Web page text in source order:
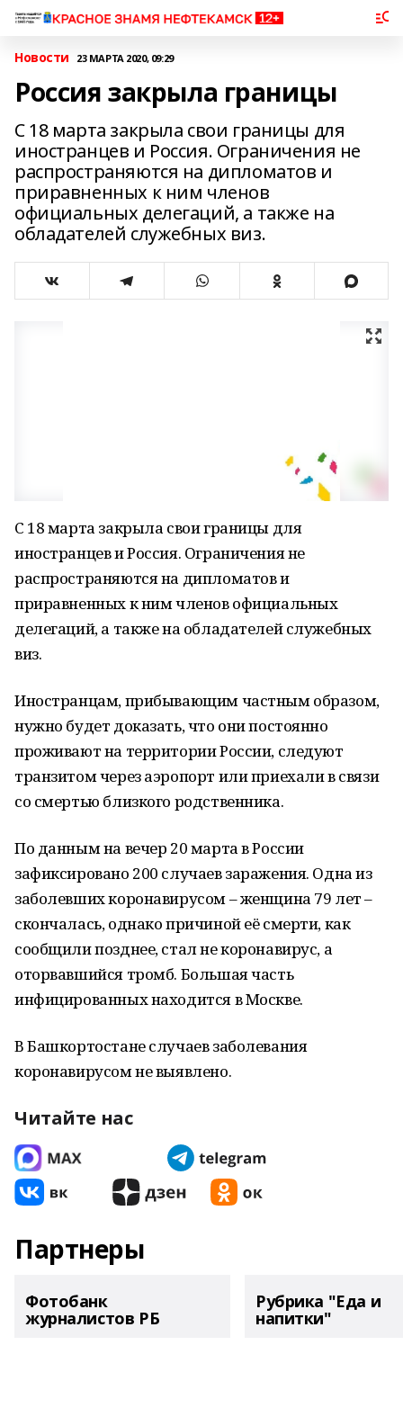
Новости 23 МАРТА 2020, 09:29
Россия закрыла границы
С 18 марта закрыла свои границы для
иностранцев и Россия. Ограничения не
распространяются на дипломатов и
приравненных к ним членов
официальных делегаций, а также на
обладателей служебных виз.
С 18 марта закрыла свои границы для
иностранцев и Россия. Ограничения не
распространяются на дипломатов и
приравненных к ним членов официальных
делегаций, а также на обладателей служебных
виз.
Иностранцам, прибывающим частным образом,
нужно будет доказать, что они постоянно
проживают на территории России, следуют
транзитом через аэропорт или приехали в связи
со смертью близкого родственника.
По данным на вечер 20 марта в России
зафиксировано 200 случаев заражения. Одна из
заболевших коронавирусом – женщина 79 лет –
скончалась, однако причиной её смерти, как
сообщили позднее, стал не коронавирус, а
оторвавшийся тромб. Большая часть
инфицированных находится в Москве.
В Башкортостане случаев заболевания
коронавирусом не выявлено.
Читайте нас
Партнеры
Фотобанк
журналистов РБ
Рубрика "Еда и
напитки"